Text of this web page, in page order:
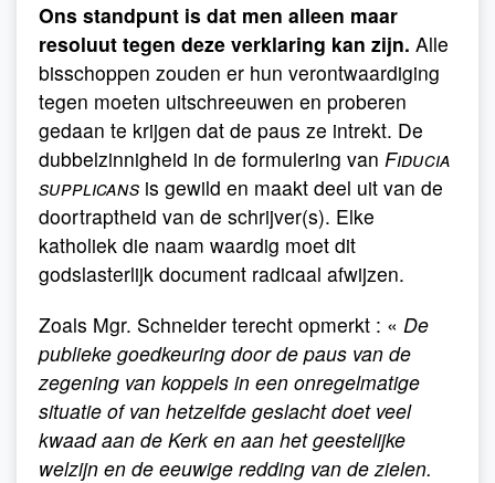
Ons standpunt is dat men alleen maar
resoluut tegen deze verklaring kan zijn. Alle
bisschoppen zouden er hun verontwaardiging
tegen moeten uitschreeuwen en proberen
gedaan te krijgen dat de paus ze intrekt. De
dubbelzinnigheid in de formulering van Fiducia
supplicans is gewild en maakt deel uit van de
doortraptheid van de schrijver(s). Elke
katholiek die naam waardig moet dit
godslasterlijk document radicaal afwijzen.
Zoals Mgr. Schneider terecht opmerkt : « De
publieke goedkeuring door de paus van de
zegening van koppels in een onregelmatige
situatie of van hetzelfde geslacht doet veel
kwaad aan de Kerk en aan het geestelijke
welzijn en de eeuwige redding van de zielen.